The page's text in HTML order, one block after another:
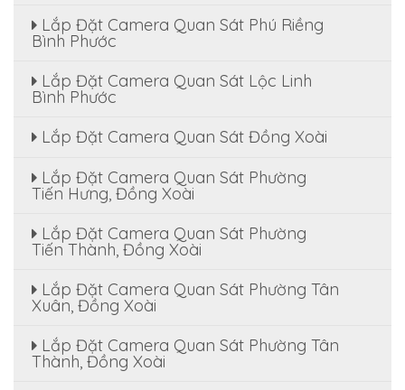
Lắp Đặt Camera Quan Sát Phú Riềng
Bình Phước
Lắp Đặt Camera Quan Sát Lộc Linh
Bình Phước
Lắp Đặt Camera Quan Sát Đồng Xoài
Lắp Đặt Camera Quan Sát Phường
Tiến Hưng, Đồng Xoài
Lắp Đặt Camera Quan Sát Phường
Tiến Thành, Đồng Xoài
Lắp Đặt Camera Quan Sát Phường Tân
Xuân, Đồng Xoài
Lắp Đặt Camera Quan Sát Phường Tân
Thành, Đồng Xoài